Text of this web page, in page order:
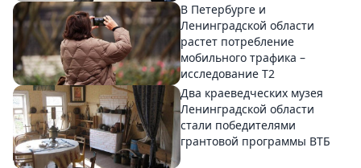
В Петербурге и
Ленинградской области
растет потребление
мобильного трафика –
исследование T2
Два краеведческих музея
Ленинградской области
стали победителями
грантовой программы ВТБ